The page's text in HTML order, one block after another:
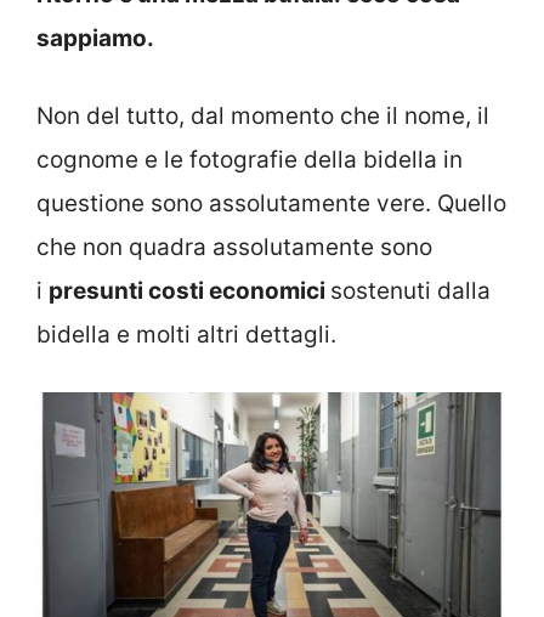
sappiamo.
Non del tutto, dal momento che il nome, il
cognome e le fotografie della bidella in
questione sono assolutamente vere. Quello
che non quadra assolutamente sono
i presunti costi economici sostenuti dalla
bidella e molti altri dettagli.